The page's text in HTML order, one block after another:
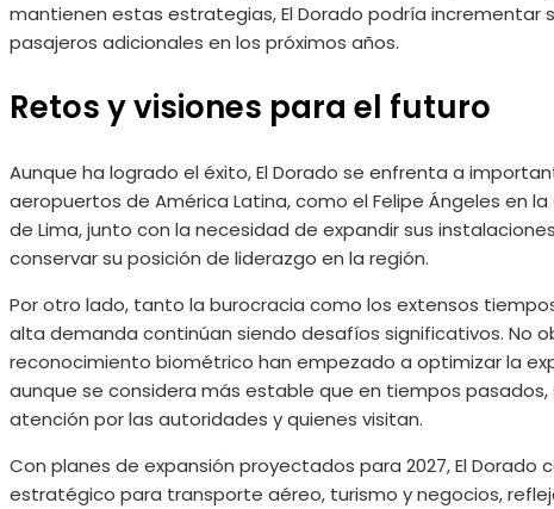
mantienen estas estrategias, El Dorado podría incrementar
pasajeros adicionales en los próximos años.
Retos y visiones para el futuro
Aunque ha logrado el éxito, El Dorado se enfrenta a
aeropuertos de América Latina, como el Felipe Ángeles en
de Lima, junto con la necesidad de expandir sus
conservar su posición de liderazgo en la región.
Por otro lado, tanto la burocracia como los extensos
alta demanda continúan siendo desafíos significativos. No
reconocimiento biométrico han empezado a optimizar la
aunque se considera más estable que en tiempos
atención por las autoridades y quienes visitan.
Con planes de expansión proyectados para 2027, El
estratégico para transporte aéreo, turismo y negocios,